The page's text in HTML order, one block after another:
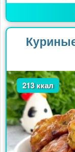
213 ккал